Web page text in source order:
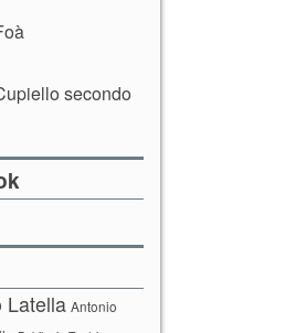
secondo
Latella Antonio